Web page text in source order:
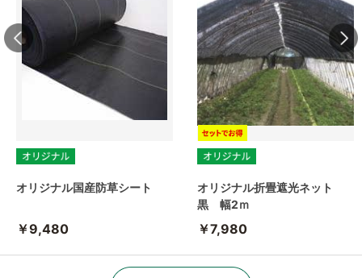
オリジナル国産防草シート
￥9,480
オリジナル折畳遮光ネット
黒 幅2ｍ
￥7,980